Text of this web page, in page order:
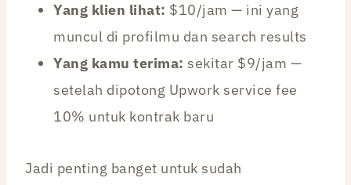
Yang klien lihat: $10/jam — ini yang
muncul di profilmu dan search results
Yang kamu terima: sekitar $9/jam —
setelah dipotong Upwork service fee
10% untuk kontrak baru
Jadi penting banget untuk sudah